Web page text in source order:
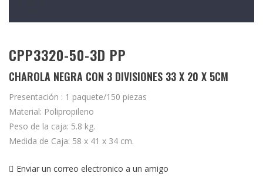
CPP3320-50-3D PP
CHAROLA NEGRA CON 3 DIVISIONES 33 X 20 X 5CM
Presentación : 1 paquete/150 piezas
Material: Polipropileno
Peso de la caja: 5.8 kg.
Medida de Caja: 58 x 41 x 34 cm.
Enviar un correo electronico a un amigo